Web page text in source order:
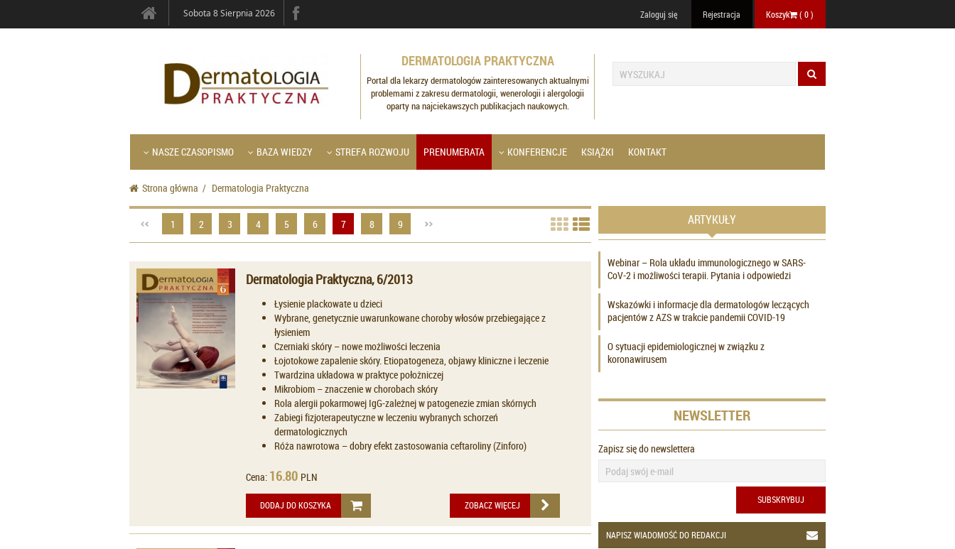
Sobota 8 Sierpnia 2026 Zaloguj się Rejestracja Koszyk (0)
DERMATOLOGIA PRAKTYCZNA
Portal dla lekarzy dermatologów zainteresowanych aktualnymi
problemami z zakresu dermatologii, wenerologii i alergologii
oparty na najciekawszych publikacjach naukowych.
NASZE CZASOPISMO BAZA WIEDZY STREFA ROZWOJU PRENUMERATA KONFERENCJE KSIĄŻKI KONTAKT
Strona główna / Dermatologia Praktyczna
1 2 3 4 5 6 7 8 9
Dermatologia Praktyczna, 6/2013
Łysienie plackowate u dzieci
Wybrane, genetycznie uwarunkowane choroby włosów przebiegające z
łysieniem
Czerniaki skóry – nowe możliwości leczenia
Łojotokowe zapalenie skóry. Etiopatogeneza, objawy kliniczne i leczenie
Twardzina układowa w praktyce położniczej
Mikrobiom – znaczenie w chorobach skóry
Rola alergii pokarmowej IgG-zależnej w patogenezie zmian skórnych
Zabiegi fizjoterapeutyczne w leczeniu wybranych schorzeń
dermatologicznych
Róża nawrotowa – dobry efekt zastosowania ceftaroliny (Zinforo)
Cena: 16.80 PLN
DODAJ DO KOSZYKA ZOBACZ WIĘCEJ
ARTYKUŁY
Webinar – Rola układu immunologicznego w SARS-
CoV-2 i możliwości terapii. Pytania i odpowiedzi
Wskazówki i informacje dla dermatologów leczących
pacjentów z AZS w trakcie pandemii COVID-19
O sytuacji epidemiologicznej w związku z
koronawirusem
NEWSLETTER
Zapisz się do newslettera
SUBSKRYBUJ
NAPISZ WIADOMOŚĆ DO REDAKCJI